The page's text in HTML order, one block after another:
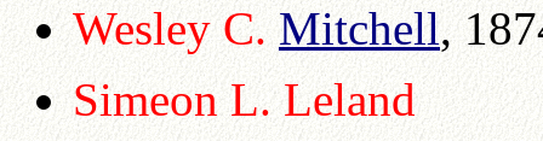
Wesley C.Mitchell,
Simeon L.Leland